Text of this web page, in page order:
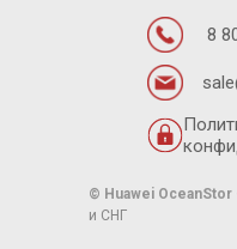
© Huawei OceanStor
и СНГ
8